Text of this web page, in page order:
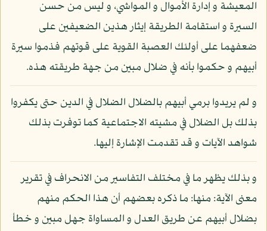
المعيشة و إدارة الأموال و المواشي، و ليس من حسن
السيرة و استقامة الطريقة إيثار هذين الضعيفين على
ضعفهما على أولئك العصبة القوية على قوتهم فذموا سيرة
أبيهم و حكموا بأنه في ضلال مبين من جهة طريقته هذه.
و لم يريدوا برمي أبيهم بالضلال الضلال في الدين حتى يكفروا
بذلك بل الضلال في مشيته الاجتماعية كما توفرت بذلك
شواهد الآيات و قد تقدمت الإشارة إليها.
و بذلك يظهر ما في مختلف التفاسير من الانحراف في تقرير
معنى الآية: منها: ما ذكره بعضهم أن هذا الحكم منهم
بضلال أبيهم عن طريق العدل و المساواة جهل مبين و خطأ